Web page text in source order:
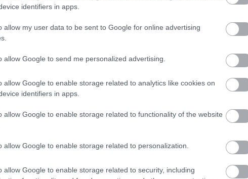
identifiers in apps.
allow my user data to be sent to Google for online advertising
allow Google to send me personalized advertising.
allow Google to enable storage related to analytics like cookies on
identifiers in apps.
allow Google to enable storage related to functionality of the website
allow Google to enable storage related to personalization.
allow Google to enable storage related to security, including
νερό
να φανεί χρήσιμο μέσα στη νύχτα. Μπορείτε να δροσίσετε
των γονάτων.
να βοηθήσει, καθώς μειώνεται η θερμότητα που
ρουχισμό
ρούχα ύπνου βοηθούν το σώμα να αναπνέει καλύτερα και
εφίδρωση.
μέσα στην ημέρα